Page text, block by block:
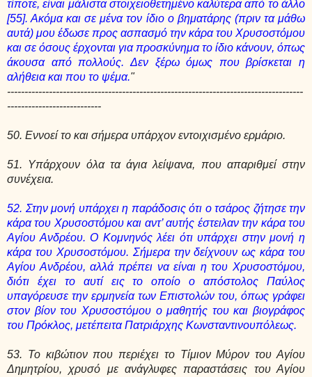
τίποτε, είναι μάλιστα στοιχειοθετημένο καλύτερα από το άλλο
[55]. Ακόμα και σε μένα τον ίδιο ο βηματάρης (πριν τα μάθω
αυτά) μου έδωσε προς ασπασμό την κάρα του Χρυσοστόμου
και σε όσους έρχονται για προσκύνημα το ίδιο κάνουν, όπως
άκουσα από πολλούς. Δεν ξέρω όμως που βρίσκεται η
αλήθεια και που το ψέμα."
-------------------------------------------------------------------------------------
---------------------------
50. Εννοεί το και σήμερα υπάρχον εντοιχισμένο ερμάριο.
51. Υπάρχουν όλα τα άγια λείψανα, που απαριθμεί στην
συνέχεια.
52. Στην μονή υπάρχει η παράδοσις ότι ο τσάρος ζήτησε την
κάρα του Χρυσοστόμου και αντ’ αυτής έστειλαν την κάρα του
Αγίου Ανδρέου. Ο Κομνηνός λέει ότι υπάρχει στην μονή η
κάρα του Χρυσοστόμου. Σήμερα την δείχνουν ως κάρα του
Αγίου Ανδρέου, αλλά πρέπει να είναι η του Χρυσοστόμου,
διότι έχει το αυτί εις το οποίο ο απόστολος Παύλος
υπαγόρευσε την ερμηνεία των Επιστολών του, όπως γράφει
στον βίον του Χρυσοστόμου ο μαθητής του και βιογράφος
του Πρόκλος, μετέπειτα Πατριάρχης Κωνσταντινουπόλεως.
53. Το κιβώτιον που περιέχει το Τίμιον Μύρον του Αγίου
Δημητρίου, χρυσό με ανάγλυφες παραστάσεις του Αγίου